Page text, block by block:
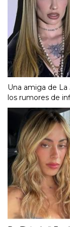
Una amiga de
los rumores de